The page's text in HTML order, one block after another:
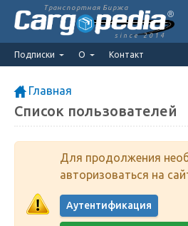
Транспортная Биржа
since 2014
Подписки О Контакт
Главная
Список пользователей
Для продолжения
авторизоваться на
Аутентификация